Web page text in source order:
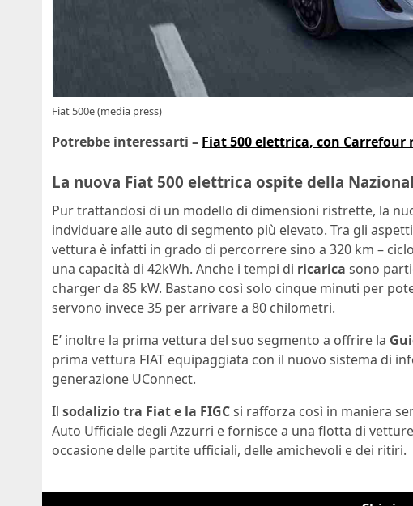
Fiat 500e (media press)
Potrebbe interessarti – Fiat 500 elettrica, con
La nuova Fiat 500 elettrica ospite della
Pur trattandosi di un modello di dimensioni ristrette, la
indviduare alle auto di segmento più elevato. Tra gli
vettura è infatti in grado di percorrere sino a 320 km –
una capacità di 42kWh. Anche i tempi di ricarica sono
charger da 85 kW. Bastano così solo cinque minuti per
servono invece 35 per arrivare a 80 chilometri.
E’ inoltre la prima vettura del suo segmento a offrire la
prima vettura FIAT equipaggiata con il nuovo sistema di
generazione UConnect.
Il sodalizio tra Fiat e la FIGCsi rafforza così in maniera
Auto Ufficiale degli Azzurri e fornisce a una flotta di
occasione delle partite ufficiali, delle amichevoli e dei ritiri.